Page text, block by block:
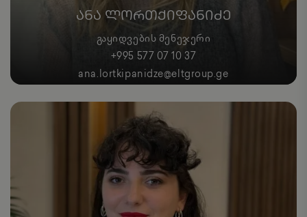
ᲐᲜᲐ ᲚᲝᲠᲗᲥᲘᲤᲐᲜᲘᲫᲔ
ᲒᲐᲧᲘᲓᲕᲔᲑᲘᲡ ᲛᲔᲜᲔᲯᲔᲠᲘ
+995 577 07 10 37
ana.lortkipanidze@eltgroup.ge